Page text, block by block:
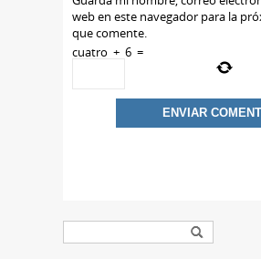
web en este navegador para la
que comente.
cuatro + 6 =